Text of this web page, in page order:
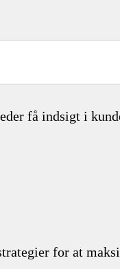
få indsigt i
for at